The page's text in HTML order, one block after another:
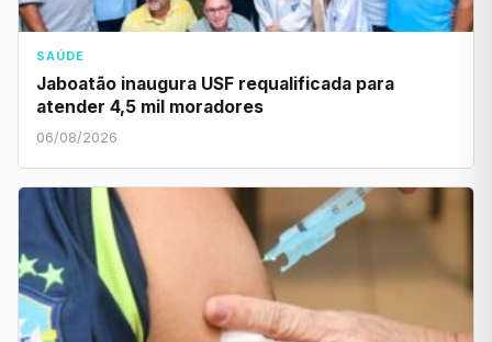
SAÚDE
Jaboatão inaugura USF requalificada para
atender 4,5 mil moradores
06/08/2026